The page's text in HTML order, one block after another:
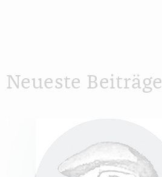
Neueste Beiträge